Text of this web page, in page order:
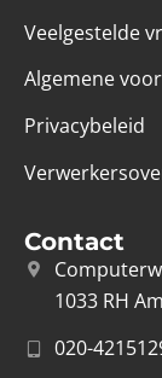
Veelgestelde
Algemene
Privacybeleid
Contact
1033 RH
020-